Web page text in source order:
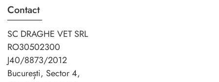
Contact
SC DRAGHE VET SRL
RO30502300
J40/8873/2012
București, Sector 4,